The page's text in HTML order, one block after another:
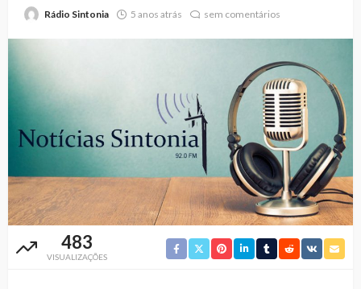
Rádio Sintonia 5 anos atrás sem comentários
483
VISUALIZAÇÕES